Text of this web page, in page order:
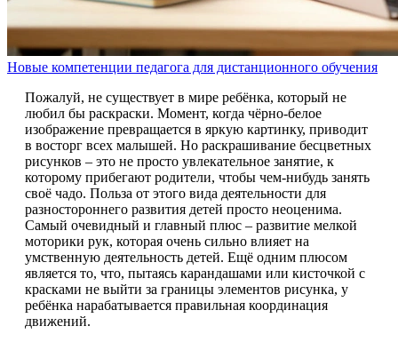
Новые компетенции педагога для дистанционного обучения
Пожалуй, не существует в мире ребёнка, который не
любил бы раскраски. Момент, когда чёрно-белое
изображение превращается в яркую картинку, приводит
в восторг всех малышей. Но раскрашивание бесцветных
рисунков – это не просто увлекательное занятие, к
которому прибегают родители, чтобы чем-нибудь занять
своё чадо. Польза от этого вида деятельности для
разностороннего развития детей просто неоценима.
Самый очевидный и главный плюс – развитие мелкой
моторики рук, которая очень сильно влияет на
умственную деятельность детей. Ещё одним плюсом
является то, что, пытаясь карандашами или кисточкой с
красками не выйти за границы элементов рисунка, у
ребёнка нарабатывается правильная координация
движений.